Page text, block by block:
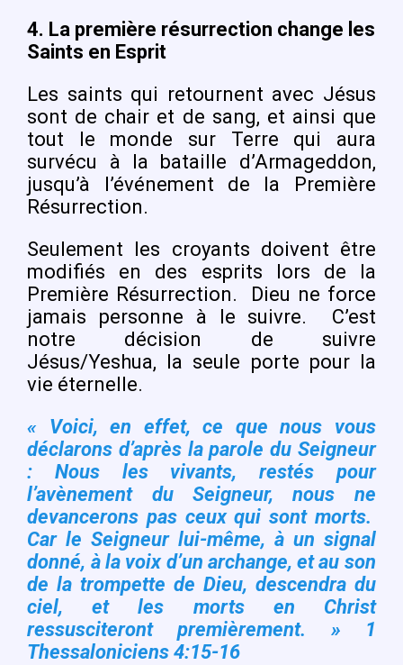
4. La première résurrection change les
Saints en Esprit
Les saints qui retournent avec Jésus
sont de chair et de sang, et ainsi que
tout le monde sur Terre qui aura
survécu à la bataille d’Armageddon,
jusqu’à l’événement de la Première
Résurrection.
Seulement les croyants doivent être
modifiés en des esprits lors de la
Première Résurrection.
Dieu ne force
jamais personne à le suivre.
C’est
notre décision de suivre
Jésus/Yeshua, la seule porte pour la
vie éternelle.
« Voici, en effet, ce que nous vous
déclarons d’après la parole du Seigneur
: Nous les vivants, restés pour
l’avènement du Seigneur, nous ne
devancerons pas ceux qui sont morts.
Car le Seigneur lui-même, à un signal
donné, à la voix d’un archange, et au son
de la trompette de Dieu, descendra du
ciel, et les morts en Christ
ressusciteront premièrement. » 1
Thessaloniciens 4:15-16